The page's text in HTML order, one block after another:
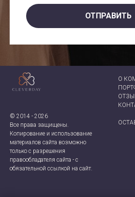
ОТПРАВИТЬ
© 2014 - 2026
Все права защищены.
Копирование и использование
материалов сайта возможно
только с разрешения
правообладателя сайта - с
обязательной ссылкой на сайт.
О